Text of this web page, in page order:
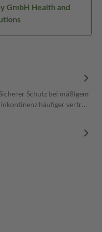
GmbH Health and
Schutz bei mäßigem
häufiger vertr…